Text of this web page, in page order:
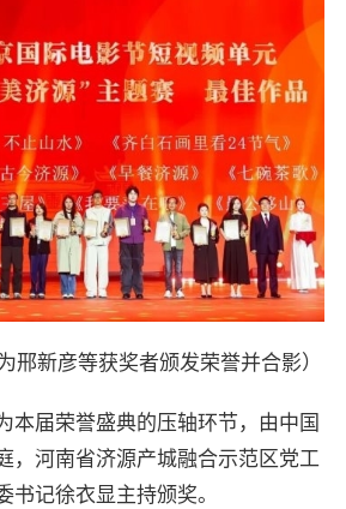
邢新彦等获奖者颁发荣誉并合影）
本届荣誉盛典的压轴环节，由中国
，河南省济源产城融合示范区党工
书记徐衣显主持颁奖。